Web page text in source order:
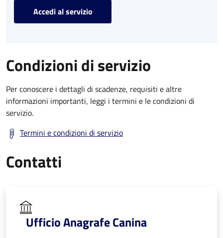
Accedi al servizio
Condizioni di servizio
Per conoscere i dettagli di scadenze, requisiti e altre
informazioni importanti, leggi i termini e le condizioni di
servizio.
Termini e condizioni di servizio
Contatti
Ufficio Anagrafe Canina